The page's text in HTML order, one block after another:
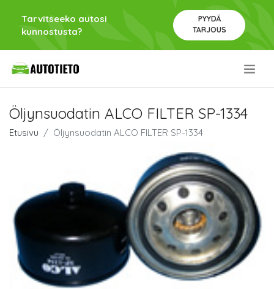
Tarvitseeko autosi
kunnostusta?
PYYDÄ
TARJOUS
Öljynsuodatin ALCO FILTER SP-1334
Etusivu Öljynsuodatin ALCO FILTER SP-1334